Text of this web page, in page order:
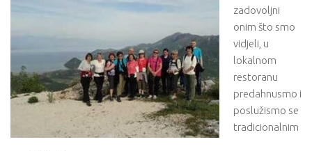
zadovoljni
onim što smo
vidjeli, u
lokalnom
restoranu
predahnusmo i
poslužismo se
tradicionalnim